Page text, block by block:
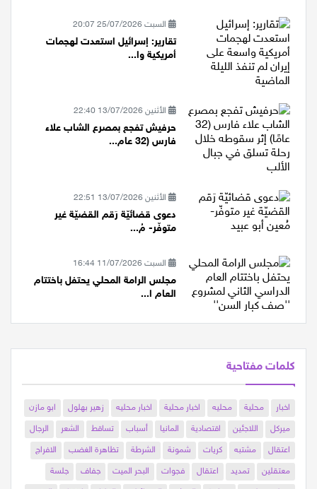
فن
ستوديو انتخابات 2022
السبت 25/07/2026 20:07
تقارير: إسرائيل استعدت لهجمات
أمريكية وا...
الأثنين 13/07/2026 22:40
حرفيش تفجع بمصرع الشاب علاء
فارس (32 عام...
الأثنين 13/07/2026 22:51
دعوى قضائيّة رَقم القضيّة غير
متوفّر- مُ...
السبت 11/07/2026 16:44
مجلس الرامة المحلي يحتفل باختتام
العام ا...
كلمات مفتاحية
اخبار محلية محليه اخبار محلية اخبار محليه زهير بهلول
ابو مازن
ميركل
اللاجئين اقتصادية المانيا أسباب تساقط الشعر
الرجال
اعتقال
مشتبه كريات شمونة الشرطة تظاهرة الغضب
الافراج
معتقلين
تمديد اعتقال فجوات البحر الميت جفاف
جلسة